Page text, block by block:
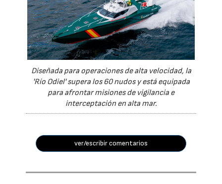
Diseñada para operaciones de alta velocidad, la
'Río Odiel' supera los 60 nudos y está equipada
para afrontar misiones de vigilancia e
interceptación en alta mar.
ver/escribir comentarios